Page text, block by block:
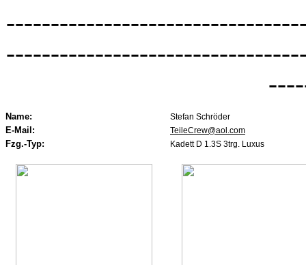
Name: Stefan Schröder
E-Mail: TeileCrew@aol.com
Fzg.-Typ: Kadett D 1.3S 3trg. Luxus